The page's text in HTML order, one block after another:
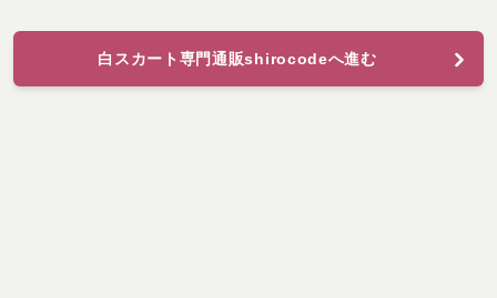
白スカート専門通販shirocodeへ進む